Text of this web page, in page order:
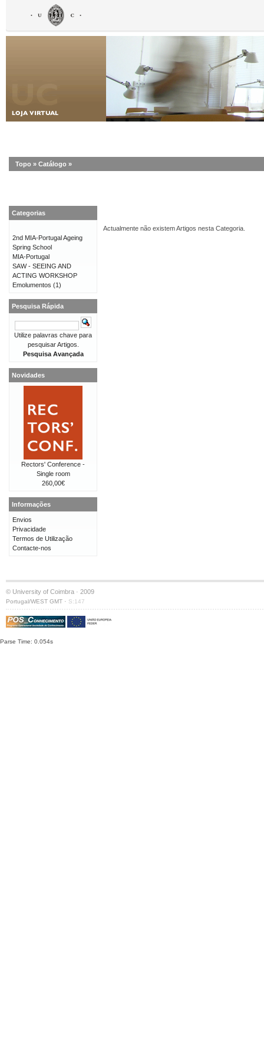
Topo » Catálogo »
Actualmente não existem Artigos nesta Categoria.
Categorias
2nd MIA-Portugal Ageing
Spring School
MIA-Portugal
SAW - SEEING AND
ACTING WORKSHOP
Emolumentos (1)
Pesquisa Rápida
Utilize palavras chave para
pesquisar Artigos.
Pesquisa Avançada
Novidades
Rectors' Conference -
Single room
260,00€
Informações
Envios
Privacidade
Termos de Utilização
Contacte-nos
© University of Coimbra · 2009
Portugal/WEST GMT · S:147
Parse Time: 0.054s